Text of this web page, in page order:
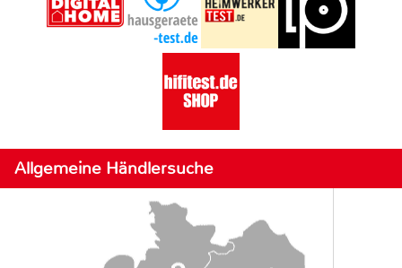
Allgemeine Händlersuche